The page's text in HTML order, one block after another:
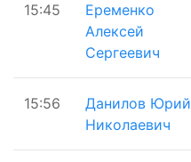
15:45
Еременко
Алексей
Сергеевич
15:56
Данилов Юрий
Николаевич